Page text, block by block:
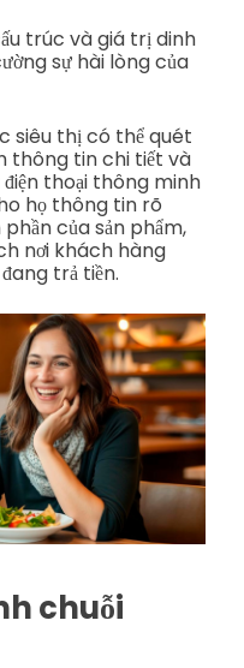
trúc và giá trị dinh
sự hài lòng của
siêu thị có thể quét
thông tin chi tiết và
thoại thông minh
họ thông tin rõ
của sản phẩm,
nơi khách hàng
trả tiền.
chuỗi